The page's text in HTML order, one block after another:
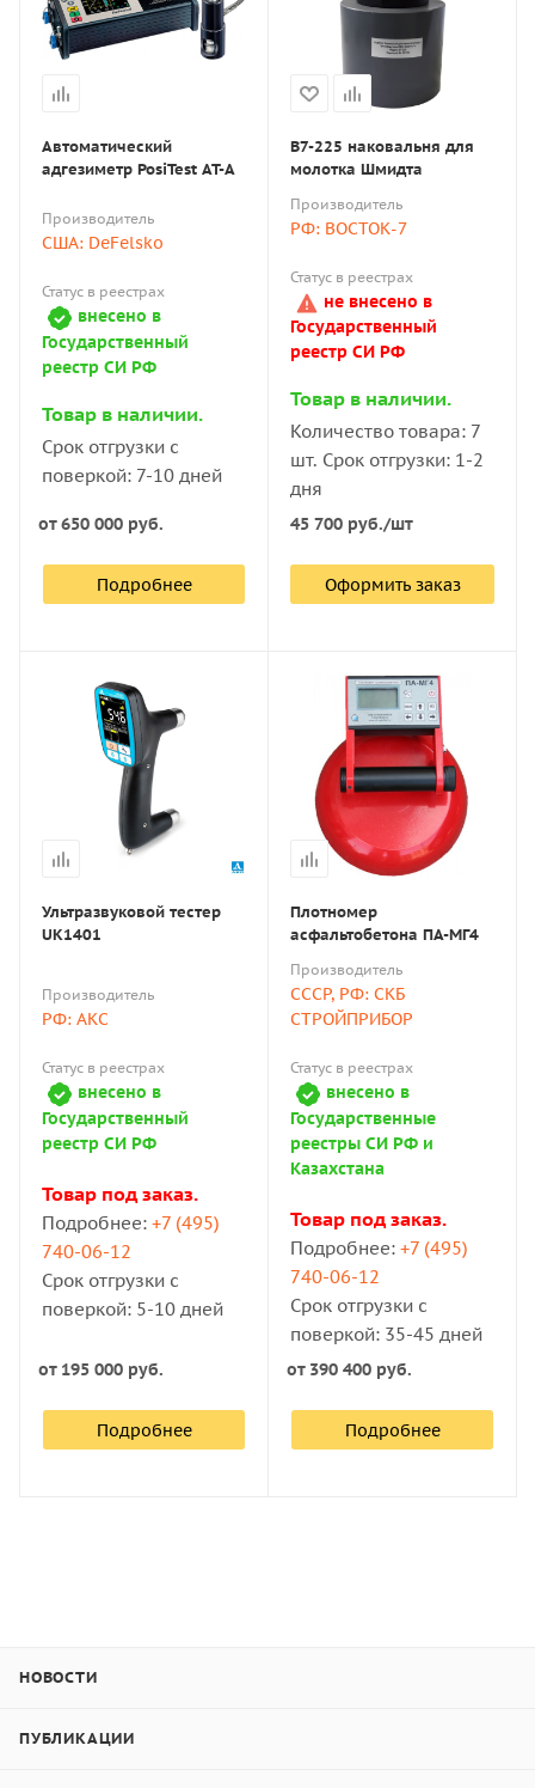
Автоматический
адгезиметр PosiTest AT-A
Производитель
США: DeFelsko
Статус в реестрах
внесено в
Государственный
реестр СИ РФ
Товар в наличии.
Срок отгрузки с
поверкой: 7-10 дней
от650 000 руб.
Подробнее
В7-225 наковальня для
молотка Шмидта
Производитель
РФ: ВОСТОК-7
Статус в реестрах
не внесено в
Государственный
реестр СИ РФ
Товар в наличии.
Количество товара: 7
шт. Срок отгрузки: 1-2
дня
45 700 руб./шт
Оформить заказ
Ультразвуковой тестер
UK1401
Производитель
РФ: АКС
Статус в реестрах
внесено в
Государственный
реестр СИ РФ
Товар под заказ.
Подробнее: +7 (495)
740-06-12
Срок отгрузки с
поверкой: 5-10 дней
от 195 000 руб.
Подробнее
Плотномер
асфальтобетона ПА-МГ4
Производитель
СССР, РФ: СКБ
СТРОЙПРИБОР
Статус в реестрах
внесено в
Государственные
реестры СИ РФ и
Казахстана
Товар под заказ.
Подробнее: +7 (495)
740-06-12
Срок отгрузки с
поверкой: 35-45 дней
от 390 400 руб.
Подробнее
НОВОСТИ
ПУБЛИКАЦИИ